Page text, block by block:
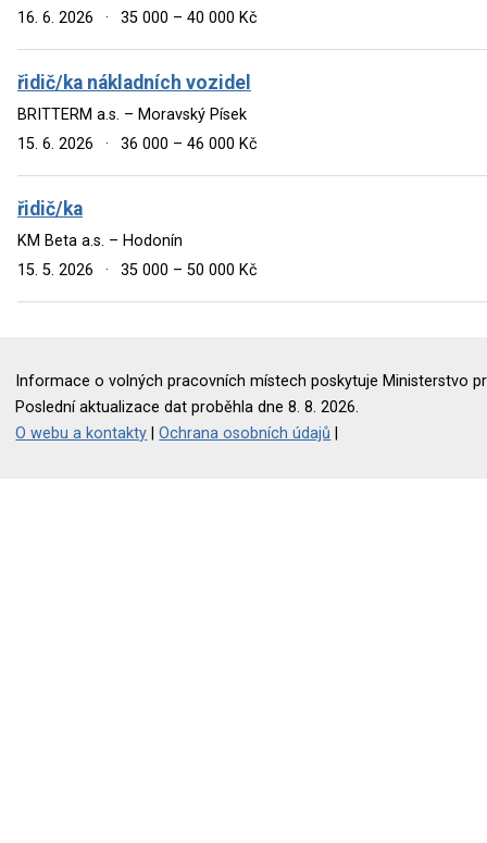
16. 6. 2026
· 35 000 – 40 000 Kč
řidič/ka nákladních vozidel
BRITTERM a.s. – Moravský Písek
15. 6. 2026
· 36 000 – 46 000 Kč
řidič/ka
KM Beta a.s. – Hodonín
15. 5. 2026
· 35 000 – 50 000 Kč
Informace o volných pracovních místech poskytuje Ministerstvo
Poslední aktualizace dat proběhla dne 8. 8. 2026.
O webu a kontakty |Ochrana osobních údajů